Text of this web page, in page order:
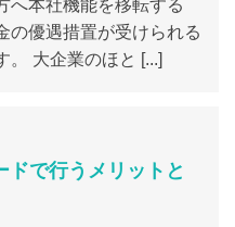
へ本社機能を移転する
の優遇措置が受けられる
。 大企業のほと [...]
ドで行うメリットと